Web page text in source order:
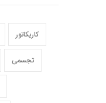
کاریکاتور
تجسمی